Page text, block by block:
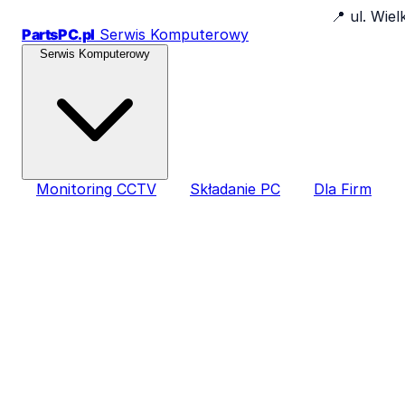
📍 ul.
PartsPC.pl Serwis Komputerowy
Serwis Komputerowy
Monitoring CCTV Składanie PC Dla Firm